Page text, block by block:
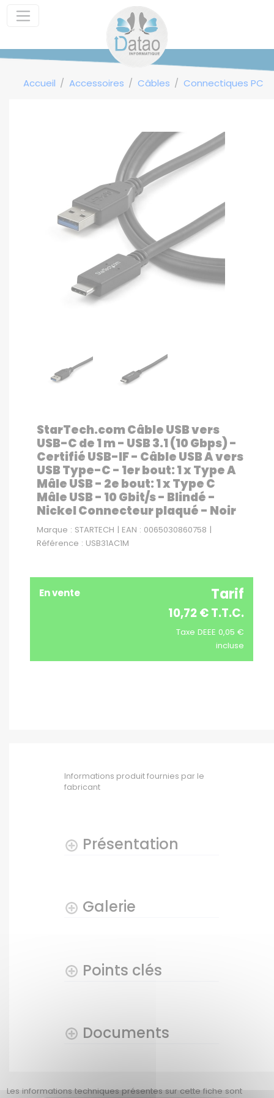
Accueil Accessoires Câbles Connectiques PC
StarTech.com Câble USB vers
USB-C de 1 m - USB 3.1 (10 Gbps) -
Certifié USB-IF - Câble USB A vers
USB Type-C - 1er bout: 1 x Type A
Mâle USB - 2e bout: 1 x Type C
Mâle USB - 10 Gbit/s - Blindé -
Nickel Connecteur plaqué - Noir
Marque : STARTECH | EAN : 0065030860758 |
Référence : USB31AC1M
En vente Tarif
10,72 € T.T.C.
Taxe DEEE 0,05 €
incluse
Informations produit fournies par le
fabricant
Présentation
Galerie
Points clés
Documents
Les informations techniques présentes sur cette fiche sont
Panneau de gestion des cookies